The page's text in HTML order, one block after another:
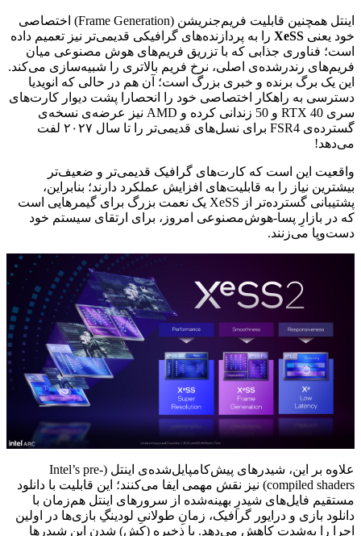
اینتل همچنین قابلیت فریم‌جنریشن (Frame Generation) اختصاصی
خود یعنی XeSS را به پردازنده‌های گرافیکی قدیمی‌تر نیز تعمیم داده
است؛ فناوری جذابی که با تزریق فریم‌های هوش مصنوعی میان
فریم‌های رندرشده‌ی اصلی، نرخ فریم بالاتری را شبیه‌سازی می‌کند.
این یک برگ برنده و خبری بزرگ است؛ آن هم در حالی که انویدیا
دسترسی به راهکار اختصاصی خود را انحصارا پشت دیوار کارت‌های
سری RTX 40 و 50 زندانی کرده و AMD نیز عرضه‌ی نسخه‌ی
گسترده‌ی FSR4 برای نسل‌های قدیمی‌تر را تا سال ۲۰۲۷ لفت
می‌دهد!
واقعیت این است که کارت‌های گرافیک قدیمی‌تر و ضعیف‌تر
بیشترین نیاز را به قابلیت‌های افزایش عملکرد دارند؛ بنابراین،
پشتیبانی گسترده‌تر از XeSS یک نعمت بزرگ برای گیمرهایی است
که در بازارِ پسا-هوش‌مصنوعی امروز، برای ارتقای سیستم خود
دست‌وپا می‌زنند.
علاوه بر این، شیدرهای پیش‌کامپایل‌شده‌ی اینتل (Intel’s pre-
compiled shaders) نیز نقش مهمی ایفا می‌کنند؛ این قابلیت با دانلود
مستقیم فایل‌های شیدرِ بهینه‌شده از سرورهای اینتل هم‌زمان با
دانلود بازی و درایور گرافیک، زمانِ طولانیِ لودینگِ بازی‌ها در اولین
اجرا را به‌شدت کاهش می‌دهد. با ذخیره (کش) شدن این شیدرها